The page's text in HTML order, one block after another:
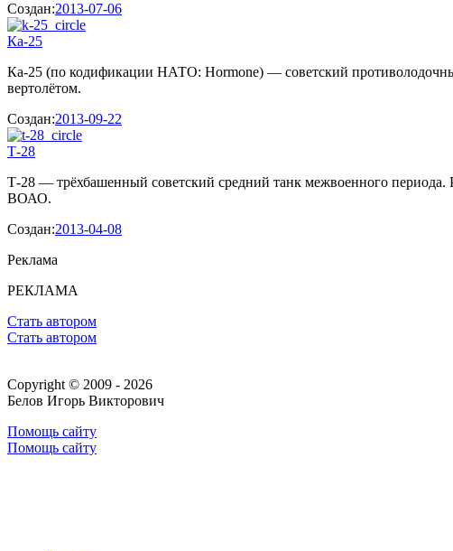
Создан:2013-07-06
Ка-25
Ка-25 (по кодификации НАТО: Hormone) — советский
вертолётом.
Создан:2013-09-22
Т-28
Т-28 — трёхбашенный советский средний танк межвоенного периода.
ВОАО.
Создан:2013-04-08
Реклама
РЕКЛАМА
Стать автором
Стать автором
Copyright © 2009 - 2026
Белов Игорь Викторович
Помощь сайту
Помощь сайту